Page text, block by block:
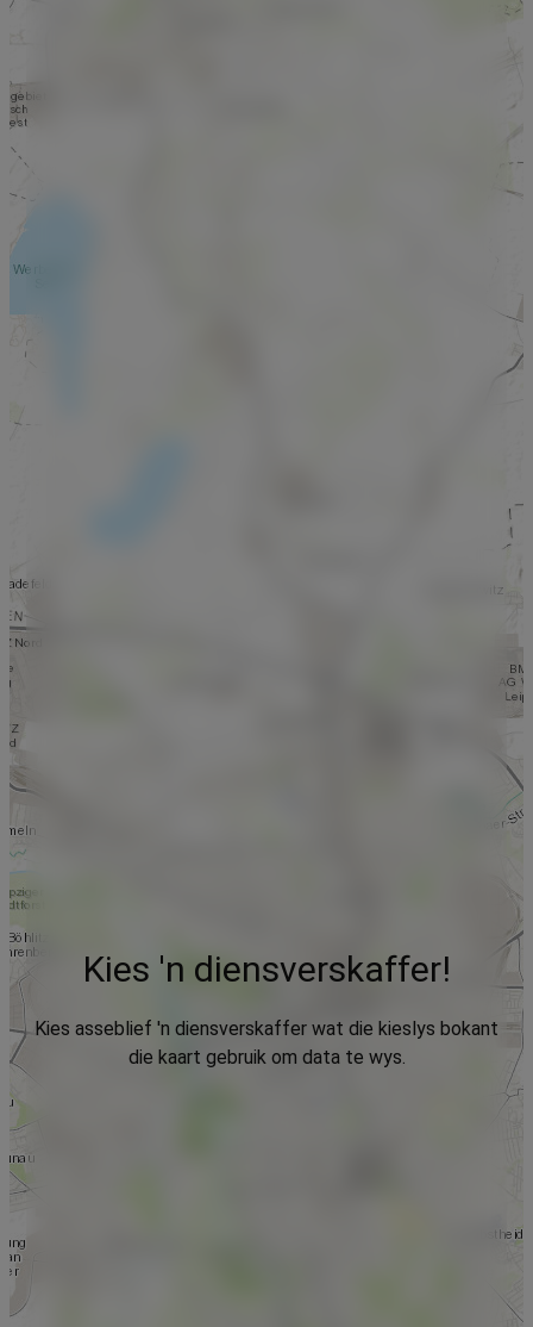
Kies 'n diensverskaffer!
Kies asseblief 'n diensverskaffer wat die kieslys bokant
die kaart gebruik om data te wys.